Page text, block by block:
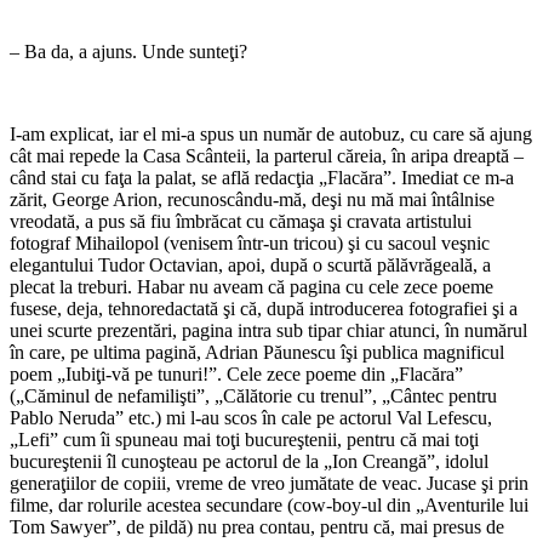
– Ba da, a ajuns. Unde sunteţi?
I-am explicat, iar el mi-a spus un număr de autobuz, cu care să ajung
cât mai repede la Casa Scânteii, la parterul căreia, în aripa dreaptă –
când stai cu faţa la palat, se află redacţia „Flacăra”. Imediat ce m-a
zărit, George Arion, recunoscându-mă, deşi nu mă mai întâlnise
vreodată, a pus să fiu îmbrăcat cu cămaşa şi cravata artistului
fotograf Mihailopol (venisem într-un tricou) şi cu sacoul veşnic
elegantului Tudor Octavian, apoi, după o scurtă pălăvrăgeală, a
plecat la treburi. Habar nu aveam că pagina cu cele zece poeme
fusese, deja, tehnoredactată şi că, după introducerea fotografiei şi a
unei scurte prezentări, pagina intra sub tipar chiar atunci, în numărul
în care, pe ultima pagină, Adrian Păunescu îşi publica magnificul
poem „Iubiţi-vă pe tunuri!”. Cele zece poeme din „Flacăra”
(„Căminul de nefamilişti”, „Călătorie cu trenul”, „Cântec pentru
Pablo Neruda” etc.) mi l-au scos în cale pe actorul Val Lefescu,
„Lefi” cum îi spuneau mai toţi bucureştenii, pentru că mai toţi
bucureştenii îl cunoşteau pe actorul de la „Ion Creangă”, idolul
generaţiilor de copiii, vreme de vreo jumătate de veac. Jucase şi prin
filme, dar rolurile acestea secundare (cow-boy-ul din „Aventurile lui
Tom Sawyer”, de pildă) nu prea contau, pentru că, mai presus de